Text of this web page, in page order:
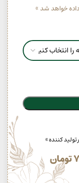
خواهد شد »
کننده »
تومان